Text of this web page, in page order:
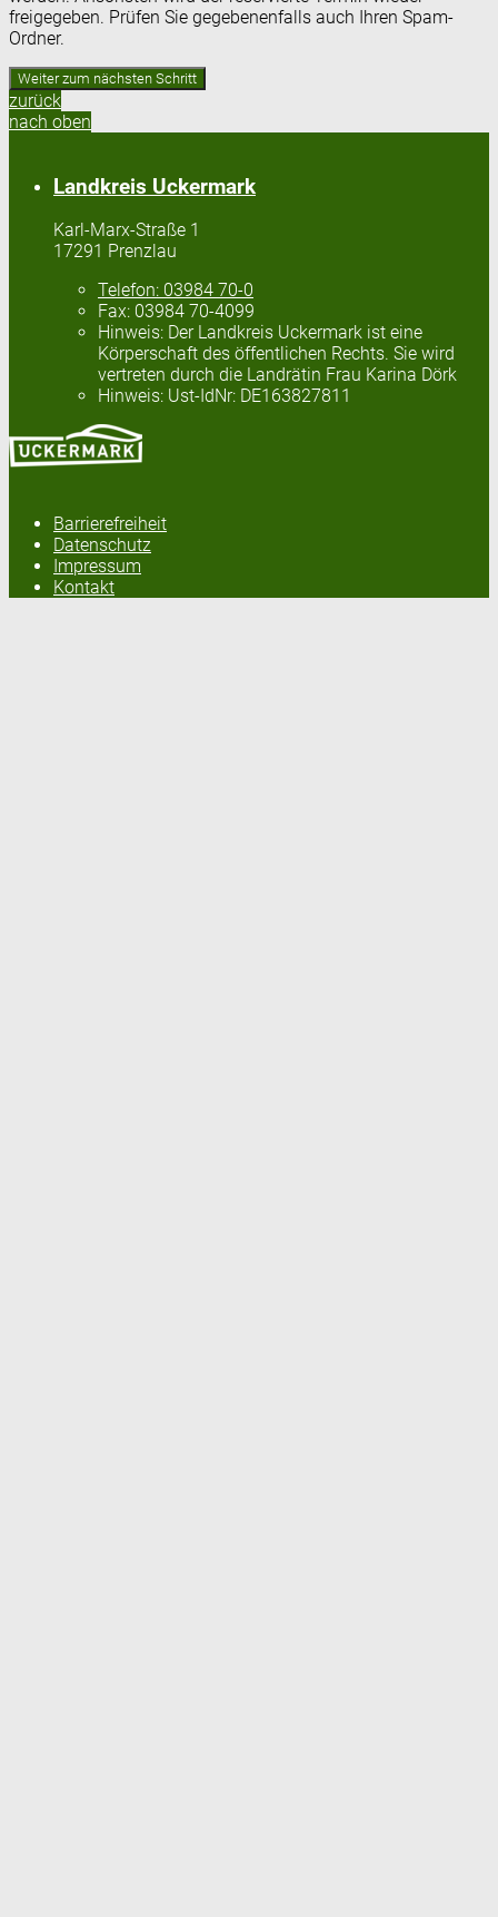
freigegeben. Prüfen Sie gegebenenfalls auch Ihren Spam-
Ordner.
zurück
nach oben
Landkreis Uckermark
Karl-Marx-Straße 1
17291 Prenzlau
Telefon: 03984 70-0
Fax: 03984 70-4099
Hinweis: Der Landkreis Uckermark ist eine
Körperschaft des öffentlichen Rechts. Sie wird
vertreten durch die Landrätin Frau Karina Dörk
Hinweis: Ust-IdNr: DE163827811
Barrierefreiheit
Datenschutz
Impressum
Kontakt